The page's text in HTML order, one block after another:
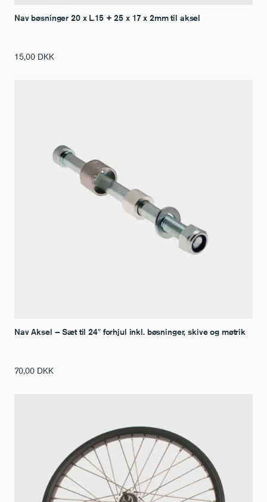
Nav bøsninger 20 x L.15 + 25 x 17 x 2mm til aksel
15,00 DKK
Nav Aksel – Sæt til 24″ forhjul inkl. bøsninger, skive og møtrik
70,00 DKK